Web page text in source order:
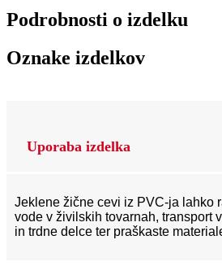
Podrobnosti o izdelku
Oznake izdelkov
Uporaba izdelka
Jeklene žične cevi iz PVC-ja lahko
vode v živilskih tovarnah, transport
in trdne delce ter praškaste